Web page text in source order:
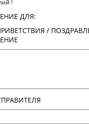
совместной деятельности
996
!
ДЛЯ:
/